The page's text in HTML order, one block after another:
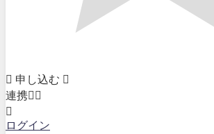
申し込む
連携
ログイン